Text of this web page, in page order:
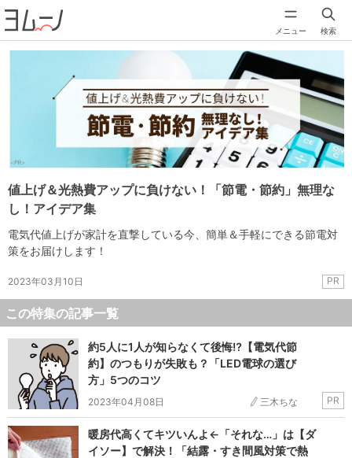
メニュー 検索
値上げ＆光熱費アップに負けない！「節電・節約」無理な
し！アイデア集
電気代値上げが家計を直撃している今、簡単＆手軽にできる節電対
策をお届けします！
2023年03月10日 PR
この特集の記事一覧
約5人に1人が知らなくて後悔⁉︎【電気代節
約】のつもりが失敗も？「LED電球の選び
方」5つのコツ
2023年04月08日 三木ちな PR
暖房代高くてキツいんよ←「それな…」は【ダ
イソー】で解決！「結露・すき間風対策で熱